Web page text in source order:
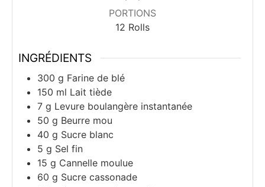
PORTIONS
12 Rolls
INGRÉDIENTS
300 g Farine de blé
150 ml Lait tiède
7 g Levure boulangère instantanée
50 g Beurre mou
40 g Sucre blanc
5 g Sel fin
15 g Cannelle moulue
60 g Sucre cassonade